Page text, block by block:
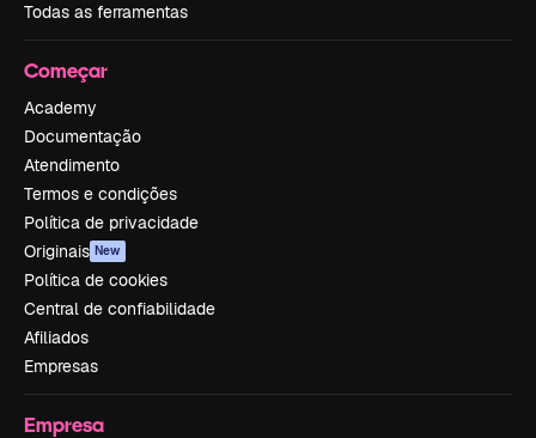
Todas as ferramentas
Começar
Academy
Documentação
Atendimento
Termos e condições
Política de privacidade
Originais New
Política de cookies
Central de confiabilidade
Afiliados
Empresas
Empresa